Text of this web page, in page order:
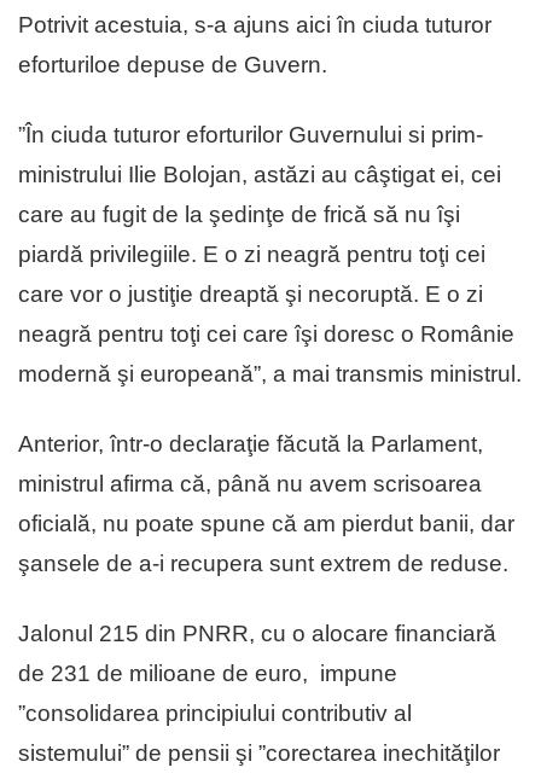
Potrivit acestuia, s-a ajuns aici în ciuda tuturor
eforturiloe depuse de Guvern.
”În ciuda tuturor eforturilor Guvernului si prim-
ministrului Ilie Bolojan, astăzi au câştigat ei, cei
care au fugit de la şedinţe de frică să nu îşi
piardă privilegiile. E o zi neagră pentru toţi cei
care vor o justiţie dreaptă şi necoruptă. E o zi
neagră pentru toţi cei care îşi doresc o Românie
modernă şi europeană”, a mai transmis ministrul.
Anterior, într-o declaraţie făcută la Parlament,
ministrul afirma că, până nu avem scrisoarea
oficială, nu poate spune că am pierdut banii, dar
şansele de a-i recupera sunt extrem de reduse.
Jalonul 215 din PNRR, cu o alocare financiară
de 231 de milioane de euro, impune
”consolidarea principiului contributiv al
sistemului” de pensii şi ”corectarea inechităţilor